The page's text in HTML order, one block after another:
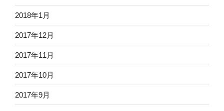
2018年1月
2017年12月
2017年11月
2017年10月
2017年9月